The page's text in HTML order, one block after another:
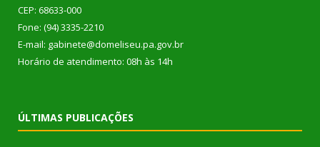
CEP: 68633-000
Fone: (94) 3335-2210
E-mail: gabinete@domeliseu.pa.gov.br
Horário de atendimento: 08h às 14h
ÚLTIMAS PUBLICAÇÕES